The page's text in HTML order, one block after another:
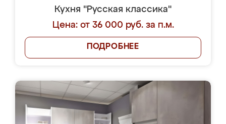
Кухня "Русская классика"
Цена: от 36 000 руб. за п.м.
ПОДРОБНЕЕ